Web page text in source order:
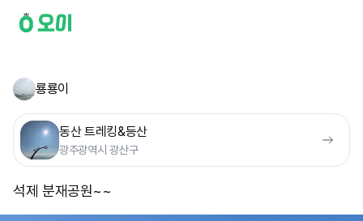
룡룡이
동산 트레킹&등산
광주광역시 광산구
석제 분재공원~~